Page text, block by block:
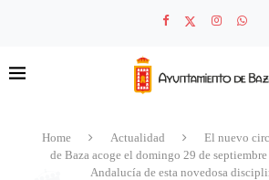
Home Actualidad
El nuevo
de Baza acoge el domingo 29 de
Andalucía de esta novedosa